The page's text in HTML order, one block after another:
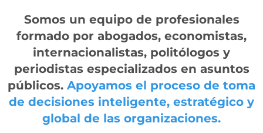
Somos un equipo de profesionales
formado por abogados, economistas,
internacionalistas, politólogos y
periodistas especializados en asuntos
públicos. Apoyamos el proceso de toma
de decisiones inteligente, estratégico y
global de las organizaciones.